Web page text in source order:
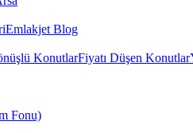
Emlakjet Blog
KonutlarFiyatı Düşen Konutlar
Fonu)